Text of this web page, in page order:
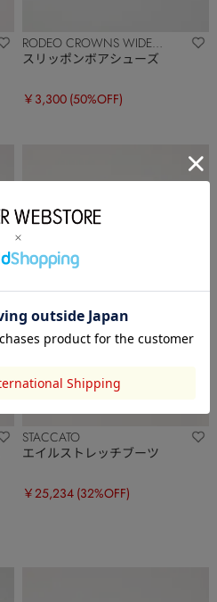
RODEO CROWNS WIDE
BOWL
スリッポンボアシューズ
￥3,300 (50%OFF)
STACCATO
エイルストレッチブーツ
￥25,234 (32%OFF)